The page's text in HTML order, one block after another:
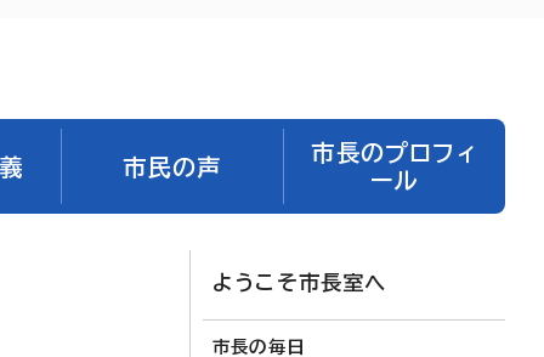
市民の声
市長のプロフィ
ール
ようこそ市長室へ
市長の毎日